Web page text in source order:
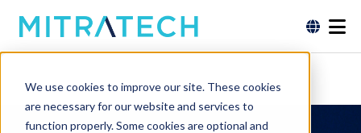
We use cookies to improve our site. These cookies
are necessary for our website and services to
function properly. Some cookies are optional and